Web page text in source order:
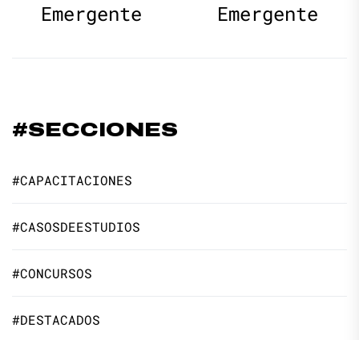
Emergente
Emergente
#SECCIONES
#CAPACITACIONES
#CASOSDEESTUDIOS
#CONCURSOS
#DESTACADOS